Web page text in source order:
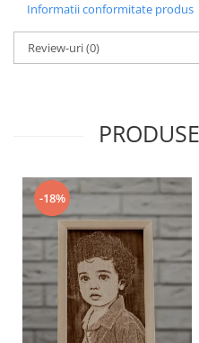
Informatii conformitate produs
Review-uri(0)
-18%